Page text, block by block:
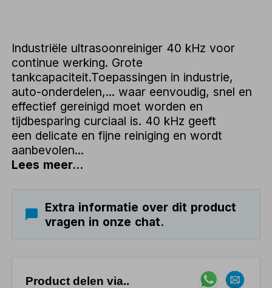
Industriële ultrasoonreiniger 40 kHz voor
continue werking. Grote
tankcapaciteit.Toepassingen in industrie,
auto-onderdelen,... waar eenvoudig, snel en
effectief gereinigd moet worden en
tijdbesparing curciaal is. 40 kHz geeft
een delicate en fijne reiniging en wordt
aanbevolen...
Lees meer...
Extra informatie over dit product
vragen in onze chat.
Product delen via..